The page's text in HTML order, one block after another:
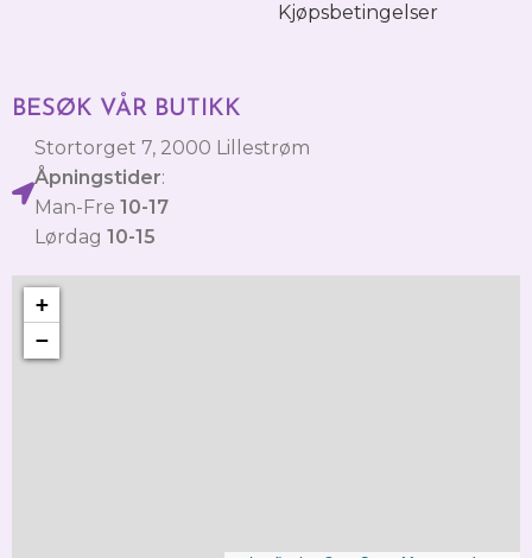
Kjøpsbetingelser
BESØK VÅR BUTIKK
Stortorget 7, 2000 Lillestrøm
Åpningstider:
Man-Fre 10-17
Lørdag 10-15
+
−